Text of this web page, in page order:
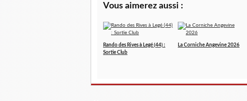
Vous aimerez aussi :
Rando des Rives à Legé (44) :
Sortie Club
La Corniche Angevine 2026